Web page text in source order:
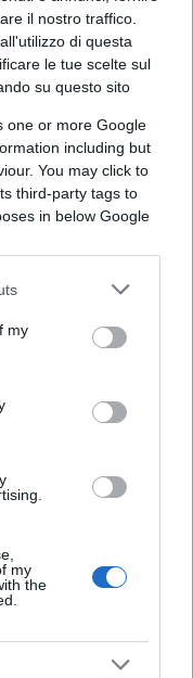
il nostro traffico.
di questa
le tue scelte sul
su questo sito
one or more Google
including but
You may click to
third-party tags to
in below Google
my
my
the
nel dare
arbitraria,
ideologica che
sinistra, va
legravi omissioni
fornitori privati. Il
che
ad evadere le
incassare i
le prestazioni
una fiscalità
persino,
di infedeltà agli
al «cancro»
fautore
finalizzata a
risultato opposto
invece, la